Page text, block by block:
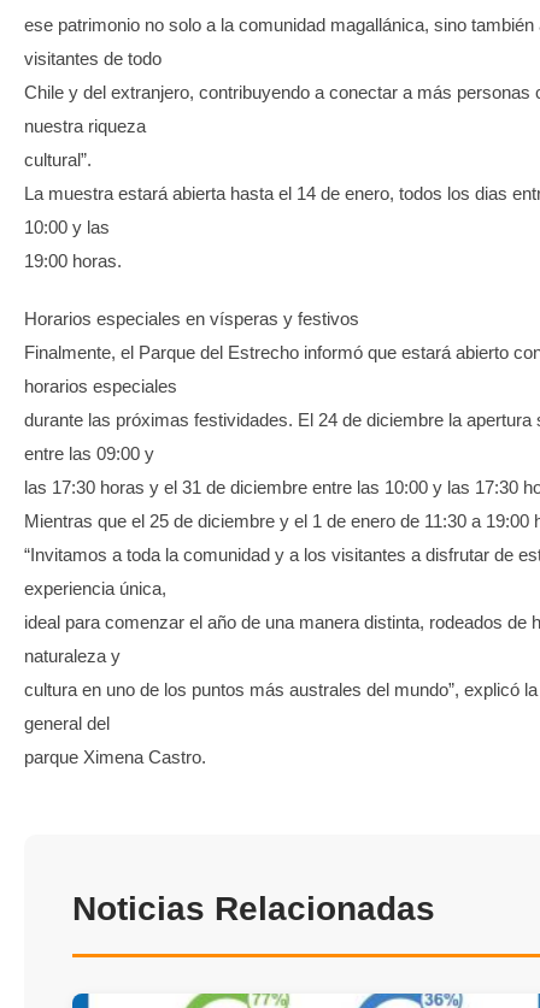
ese patrimonio no solo a la comunidad magallánica, sino también
visitantes de todo
Chile y del extranjero, contribuyendo a conectar a más personas
nuestra riqueza
cultural”.
La muestra estará abierta hasta el 14 de enero, todos los dias
10:00 y las
19:00 horas.
Horarios especiales en vísperas y festivos
Finalmente, el Parque del Estrecho informó que estará abierto
horarios especiales
durante las próximas festividades. El 24 de diciembre la apertura
entre las 09:00 y
las 17:30 horas y el 31 de diciembre entre las 10:00 y las 17:30
Mientras que el 25 de diciembre y el 1 de enero de 11:30 a 19:00
“Invitamos a toda la comunidad y a los visitantes a disfrutar de
experiencia única,
ideal para comenzar el año de una manera distinta, rodeados de
naturaleza y
cultura en uno de los puntos más australes del mundo”, explicó
general del
parque Ximena Castro.
Noticias Relacionadas